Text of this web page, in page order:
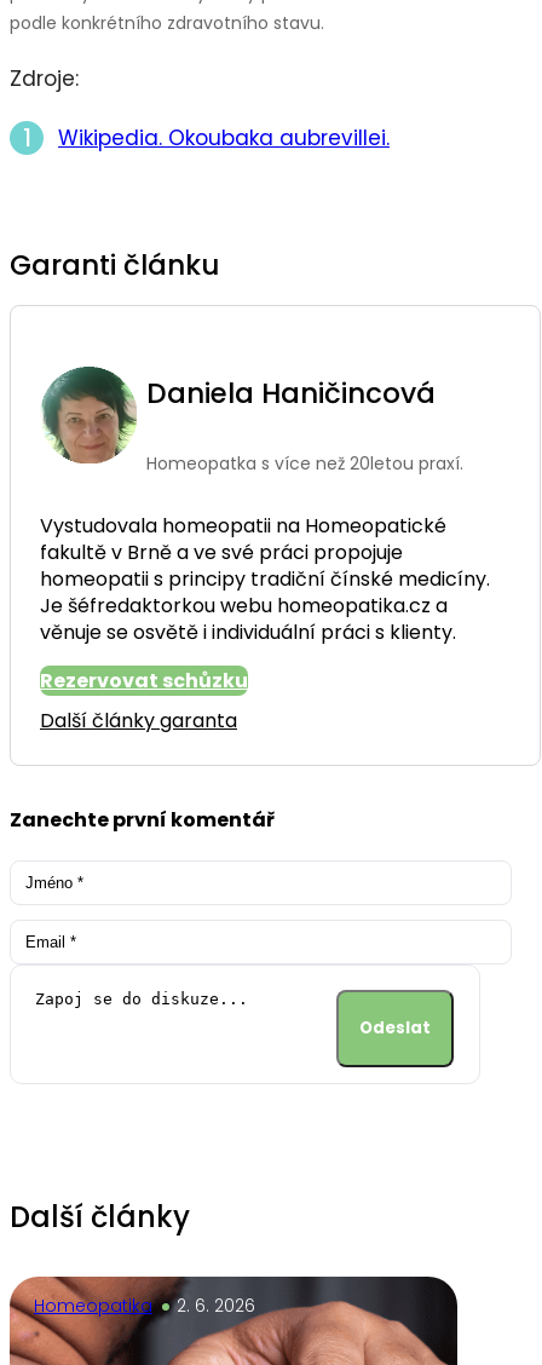
podle konkrétního zdravotního stavu.
Zdroje:
Wikipedia. Okoubaka aubrevillei.
Garanti článku
Daniela Haničincová
Homeopatka s více než 20letou praxí.
Vystudovala homeopatii na Homeopatické
fakultě v Brně a ve své práci propojuje
homeopatii s principy tradiční čínské medicíny.
Je šéfredaktorkou webu homeopatika.cz a
věnuje se osvětě i individuální práci s klienty.
Rezervovat schůzku
Další články garanta
Zanechte první komentář
Další články
Homeopatika 2. 6. 2026